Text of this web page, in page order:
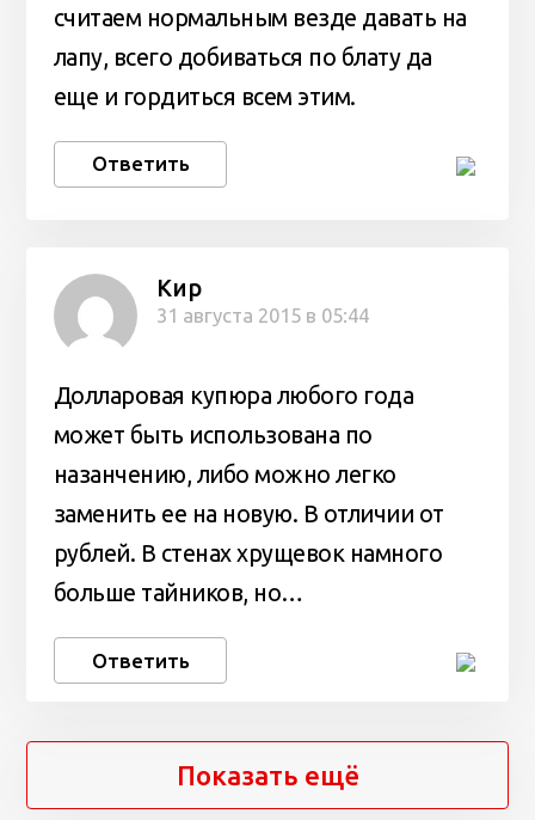
считаем нормальным везде давать на
лапу, всего добиваться по блату да
еще и гордиться всем этим.
Ответить
Кир
31 августа 2015 в 05:44
Долларовая купюра любого года
может быть использована по
назанчению, либо можно легко
заменить ее на новую. В отличии от
рублей. В стенах хрущевок намного
больше тайников, но…
Ответить
Показать ещё